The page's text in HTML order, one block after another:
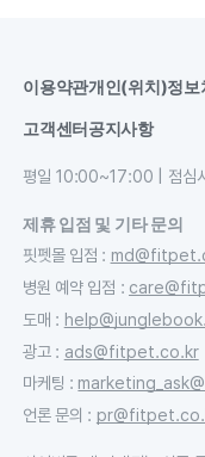
이용약관개인(위치)정보
고객센터공지사항
평일 10:00~17:00 | 점심
제휴 입점 및 기타 문의
핏펫몰 입점 :
병원 예약 입점 :
도매 :
광고: ads@fitpet.co.kr
마케팅 :
언론 문의 :